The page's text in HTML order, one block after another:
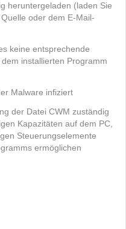
heruntergeladen (laden Sie
oder dem E-Mail-
keine entsprechende
installierten Programm
Malware infiziert
der Datei CWM zuständig
Kapazitäten auf dem PC,
Steuerungselemente
ermöglichen